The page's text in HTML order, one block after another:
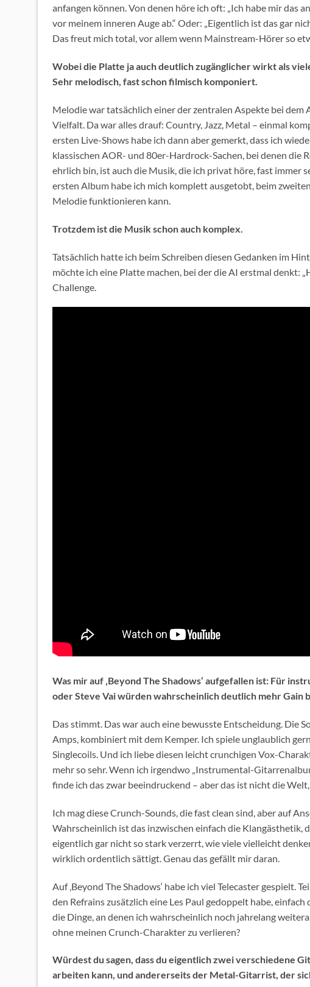
anfangen können. Von denen höre ich oft: „Ich habe mir das
vor meinem inneren Auge ab.“ Oder: „Eigentlich ist das gar
Das freut mich total, vor allem wenn Mainstream-Hörer so
Wobei die Platte ja auch deutlich zugänglicher wirkt als
Sehr melodisch, fast schon filmisch komponiert.
Melodie war tatsächlich einer der zentralen Aspekte bei
Vielfalt. Da war alles drauf: Country, Jazz, Metal – einmal
ersten Live-Shows habe ich dann aber gemerkt, dass ich
klassischen AOR- und 80er-Hardrock-Sachen, bei denen die
ehrlich bin, ist auch die Musik, die ich privat höre, fast immer
ersten Album habe ich mich komplett ausgetobt, beim
Melodie funktionieren kann.
Trotzdem ist die Musik schon auch komplex.
Tatsächlich hatte ich beim Schreiben diesen Gedanken im
möchte ich eine Platte machen, bei der die AI erstmal denkt:
Challenge.
Was mir auf ‚Beyond The Shadows‘ aufgefallen ist: Für
oder Steve Vai würden wahrscheinlich deutlich mehr Gain
Das stimmt. Das war auch eine bewusste Entscheidung. Die
Amps, kombiniert mit dem Kemper. Ich spiele unglaublich
Singlecoils. Und ich liebe diesen leicht crunchigen Vox-
mehr so sehr. Wenn ich irgendwo „Instrumental-
finde ich das zwar beeindruckend – aber das ist nicht die
Ich mag diese Crunch-Sounds, die fast clean sind, aber auf
Wahrscheinlich ist das inzwischen einfach die Klangästhetik,
eigentlich gar nicht so stark verzerrt, wie viele vielleicht
wirklich ordentlich sättigt. Genau das gefällt mir daran.
Auf ‚Beyond The Shadows‘ habe ich viel Telecaster gespielt.
den Refrains zusätzlich eine Les Paul gedoppelt habe,
die Dinge, an denen ich wahrscheinlich noch jahrelang
ohne meinen Crunch-Charakter zu verlieren?
Würdest du sagen, dass du eigentlich zwei verschiedene
arbeiten kann, und andererseits der Metal-Gitarrist, der